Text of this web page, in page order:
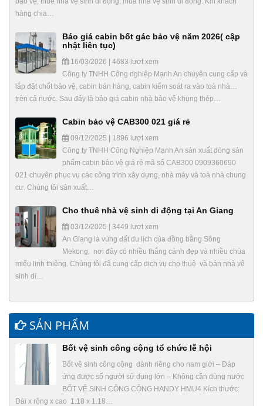
hàng chia…
Báo giá cabin bốt gác bảo vệ năm 2026( cập
nhật liên tục)
16/03/2026 | 4683 lượt xem
Công ty TNHH Công nghiệp Mạnh An chuyên cung cấp và
lắp đặt chốt bảo vệ, cabin bán hàng, cabin kiểm soát ra vào toà nhà…
trên cả nước. Sau đây là báo giá cabin nhà bảo vệ khung thép…
Cabin bảo vệ CAB300 021 giá rẻ
09/12/2025 | 1896 lượt xem
Công ty TNHH Công Nghiệp Mạnh An sản xuất dòng sản
phẩm cabin bảo vệ giá rẻ mã số CAB300 0909360690
021 chuyên phục vụ các công trình xây dựng, nhà máy và toà nhà chung
cư. Chúng tôi sản xuất…
Cho thuê nhà vệ sinh di động tại An Giang
03/12/2025 | 3449 lượt xem
An Giang là vùng đất du lịch của đồng bằng Sông
Mekong, nơi đây có nhiều thắng cảnh đẹp và nhiều chùa
miếu linh thiêng. Chúng tôi đã cung cấp dịch vụ cho thuê và bán nhà vệ
sinh di…
SẢN PHẨM
Bốt vệ sinh công cộng tổ chức lễ hội
Bốt vệ sinh công cộng dành riêng cho nam giới – Đáp
ứng được số người sử dụng lớn – Không cần dùng nước
BỐT VỆ SINH CÔNG CỘNG HANDY HMU4 Kích thước:
Dài x rộng x cao 1.18 x 1.18…